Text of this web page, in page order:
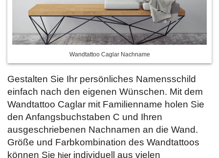
Wandtattoo Caglar Nachname
Gestalten Sie Ihr persönliches Namensschild
einfach nach den eigenen Wünschen. Mit dem
Wandtattoo Caglar mit Familienname holen Sie
den Anfangsbuchstaben C und Ihren
ausgeschriebenen Nachnamen an die Wand.
Größe und Farbkombination des Wandtattoos
können Sie hier individuell aus vielen